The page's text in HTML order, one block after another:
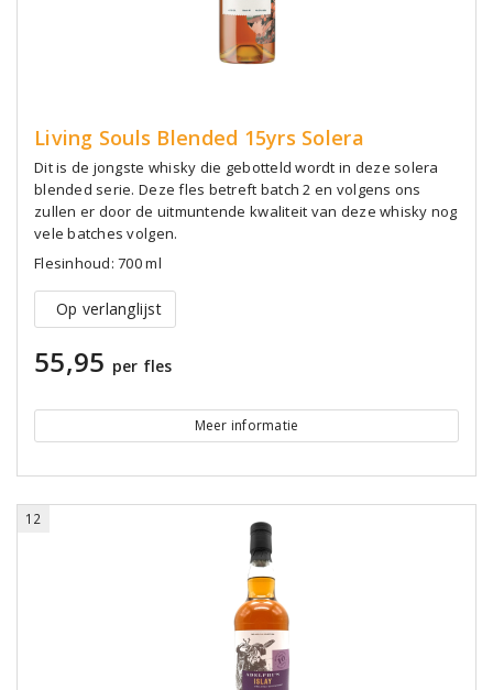
Living Souls Blended 15yrs Solera
Dit is de jongste whisky die gebotteld wordt in deze solera
blended serie. Deze fles betreft batch 2 en volgens ons
zullen er door de uitmuntende kwaliteit van deze whisky nog
vele batches volgen.
Flesinhoud: 700 ml
Op verlanglijst
55,95 per fles
Meer informatie
12